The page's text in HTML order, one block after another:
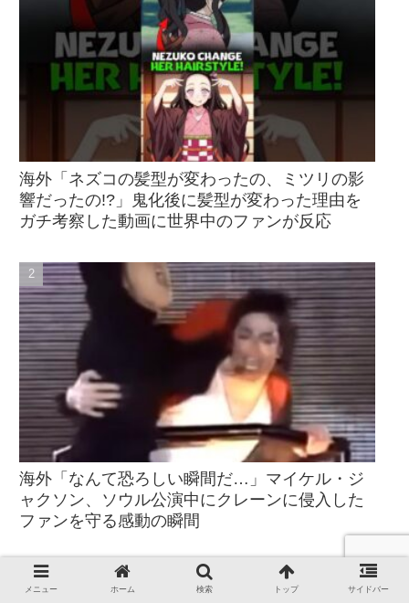
海外「ネズコの髪型が変わったの、ミツリの影
響だったの!?」鬼化後に髪型が変わった理由を
ガチ考察した動画に世界中のファンが反応
海外「なんて恐ろしい瞬間だ…」マイケル・ジ
ャクソン、ソウル公演中にクレーンに侵入した
ファンを守る感動の瞬間
メニュー ホーム 検索 トップ サイドバー